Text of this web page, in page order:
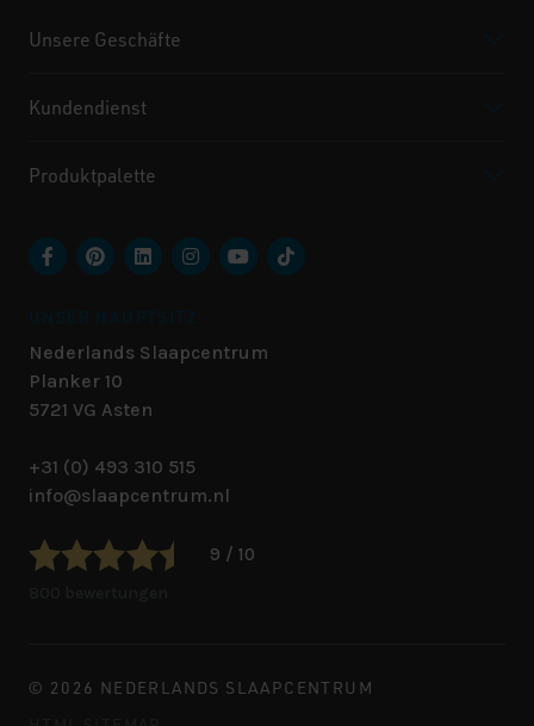
Unsere Geschäfte
Kundendienst
Produktpalette
Nederlands Slaapcentrum
Planker 10
5721 VG Asten
+31 (0) 493 310 515
info@slaapcentrum.nl
9 / 10
© 2026 NEDERLANDS SLAAPCENTRUM